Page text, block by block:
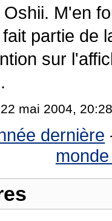
M'en
partie de
sur
mai 2004,
dernière